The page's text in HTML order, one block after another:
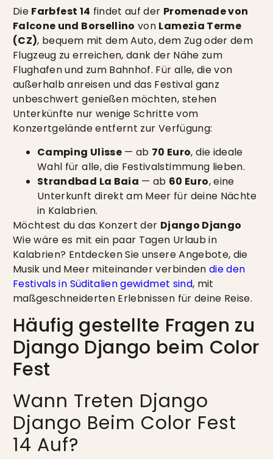
Die Farbfest 14 findet auf der Promenade von
Falcone und Borsellino von Lamezia Terme
(CZ), bequem mit dem Auto, dem Zug oder dem
Flugzeug zu erreichen, dank der Nähe zum
Flughafen und zum Bahnhof. Für alle, die von
außerhalb anreisen und das Festival ganz
unbeschwert genießen möchten, stehen
Unterkünfte nur wenige Schritte vom
Konzertgelände entfernt zur Verfügung:
Camping Ulisse— ab 70 Euro, die ideale
Wahl für alle, die Festivalstimmung lieben.
Strandbad La Baia — ab 60 Euro, eine
Unterkunft direkt am Meer für deine Nächte
in Kalabrien.
Möchtest du das Konzert der Django Django
Wie wäre es mit ein paar Tagen Urlaub in
Kalabrien? Entdecken Sie unsere Angebote, die
Musik und Meer miteinander verbinden die den
Festivals in Süditalien gewidmet sind, mit
maßgeschneiderten Erlebnissen für deine Reise.
Häufig gestellte Fragen zu
Django Django beim Color
Fest
Wann Treten Django
Django Beim Color Fest
14 Auf?